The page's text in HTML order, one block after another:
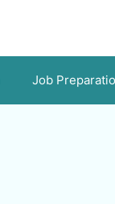
Job